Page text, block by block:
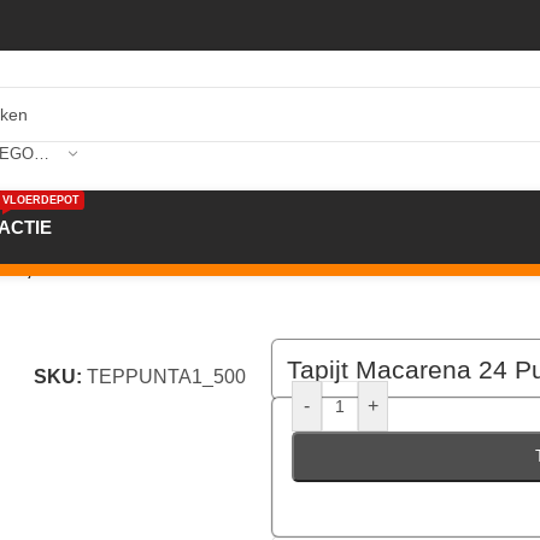
VLOERDEPOT
Kl. 500 Grau
SKU: TEPPUNTA1_500
Tapijt Macarena 24
- +